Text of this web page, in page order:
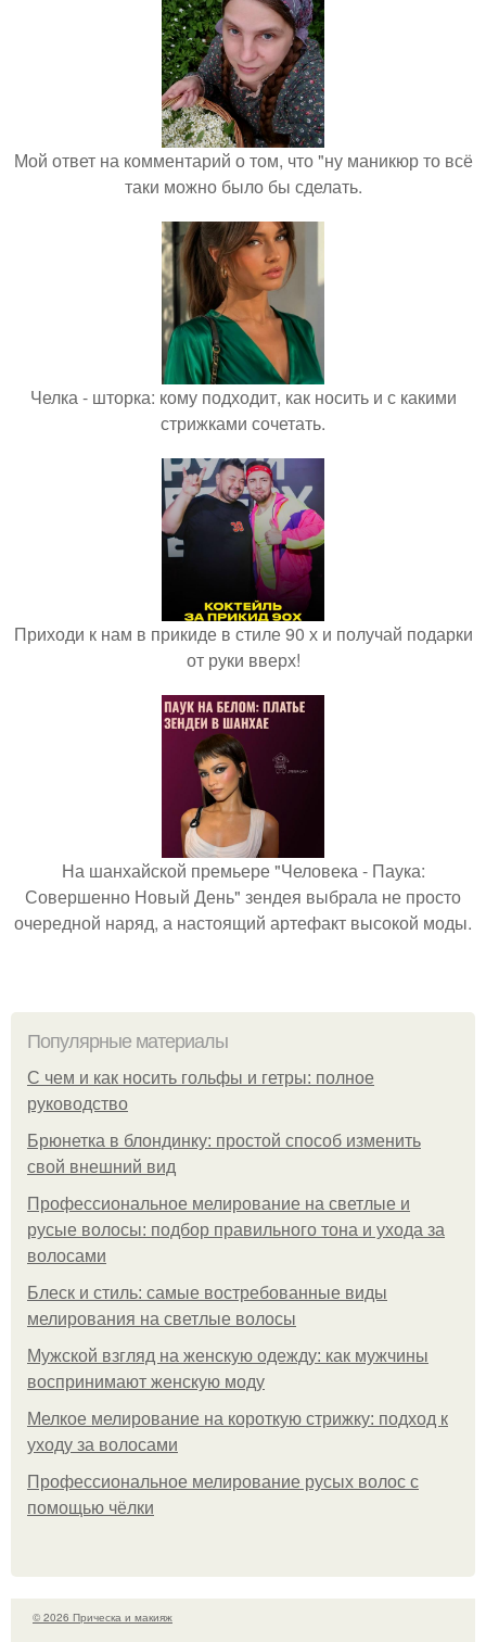
Мой ответ на комментарий о том, что "ну маникюр то всё
таки можно было бы сделать.
Челка - шторка: кому подходит, как носить и с какими
стрижками сочетать.
Приходи к нам в прикиде в стиле 90 х и получай подарки
от руки вверх!
На шанхайской премьере "Человека - Паука:
Совершенно Новый День" зендея выбрала не просто
очередной наряд, а настоящий артефакт высокой моды.
Популярные материалы
С чем и как носить гольфы и гетры: полное
руководство
Брюнетка в блондинку: простой способ изменить
свой внешний вид
Профессиональное мелирование на светлые и
русые волосы: подбор правильного тона и ухода за
волосами
Блеск и стиль: самые востребованные виды
мелирования на светлые волосы
Мужской взгляд на женскую одежду: как мужчины
воспринимают женскую моду
Мелкое мелирование на короткую стрижку: подход к
уходу за волосами
Профессиональное мелирование русых волос с
помощью чёлки
© 2026 Прическа и макияж